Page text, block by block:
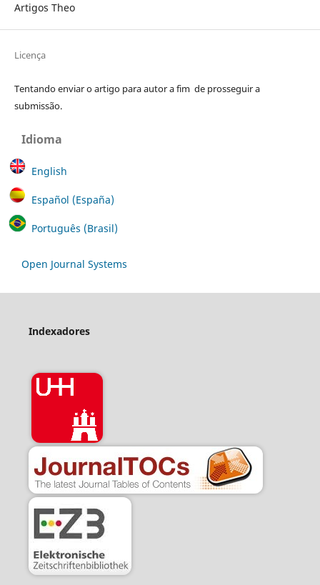
Artigos Theo
Licença
Tentando enviar o artigo para autor a fim de prosseguir a
submissão.
Idioma
English
Español (España)
Português (Brasil)
Open Journal Systems
Indexadores